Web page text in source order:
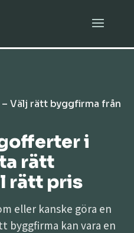
Välj rätt byggfirma från
i
rätt
rätt pris
eller kanske göra en
kan vara en